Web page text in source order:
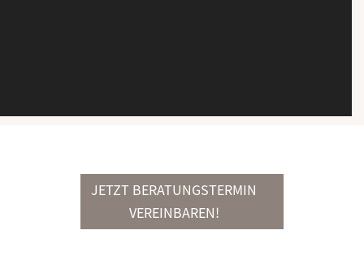
JETZT BERATUNGSTERMIN
VEREINBAREN!